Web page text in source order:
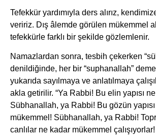
Tefekkür yardımıyla ders alırız,
veririz. Dış âlemde görülen mükemmel
tefekkürle farklı bir şekilde gözlemlenir.
Namazlardan sonra, tesbih çekerken
denildiğinde, her bir “suphanallah”
yukarıda sayılmaya ve anlatılmaya
akla getirilir. “Ya Rabbi! Bu elin yapısı
Sübhanallah, ya Rabbi! Bu gözün
mükemmel! Sübhanallah, ya Rabbi!
canlılar ne kadar mükemmel